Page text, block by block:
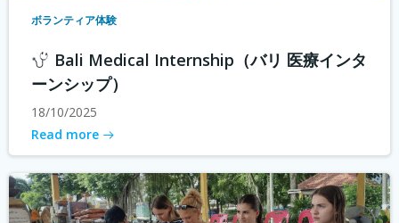
ボランティア体験
Bali Medical Internship（バリ 医療インタ
ーンシップ）
18/10/2025
Read more